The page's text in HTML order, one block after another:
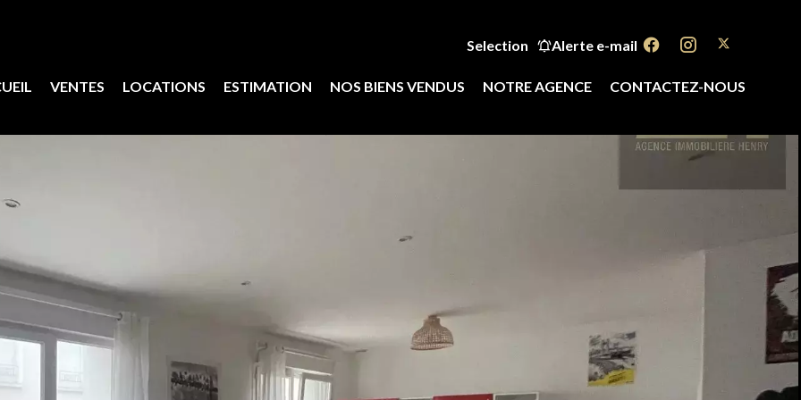
Selection Alerte e-mail
VENTES LOCATIONS ESTIMATION NOS BIENS VENDUS NOTRE AGENCE CONTACTEZ-NOUS